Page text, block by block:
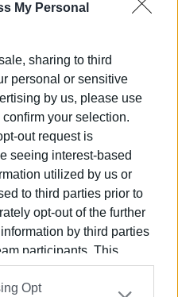
My Personal
sharing to third
personal or sensitive
by us, please use
your selection.
out request is
seeing interest-based
utilized by us or
to third parties prior to
opt-out of the further
by third parties
participants. This
by us to third parties
Participants that may
Opt
μας χορωδίας του
στιγμή. Τα ταλαντούχα
ρεπερτόριο γεμάτο
δημιουργώντας μια
που λειτούργησε από το
στον χώρο, ενθουσίασε
δημιουργίες
είχαν την ευκαιρία να
για τους αγαπημένους
τις δράσεις του